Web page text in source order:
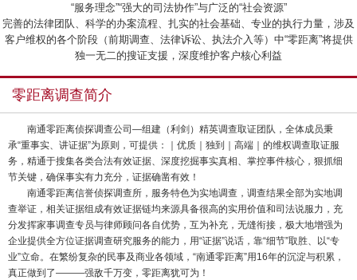
“服务理念”“强大的司法协作”与广泛的“社会资源”
完善的法律团队、科学的办案流程、扎实的社会基础、专业的执行力量，涉及
客户维权的各个阶段（前期调查、法律诉讼、执法介入等）中“零距离”将提供
独一无二的搜证支援，深度维护客户核心利益
零距离调查简介
南通零距离侦探调查公司—组建（利剑）精英调查取证团队，全体成员秉
承“重事实、讲证据”为原则，可提供：｜优质｜独到｜高端｜的维权调查取证服
务，精通于搜集各类合法有效证据、深度挖掘事实真相、掌控事件核心，狠抓细
节关键，确保事实有力充分，证据确凿有效！
南通零距离信誉侦探调查所，服务特色为实地调查，调查结果全部为实地调
查举证，相关证据组成有效证据链均来源具备很高的实用价值和司法说服力，充
分发挥家事调查专员与律师顾问各自优势，互为补充，无缝衔接，极大地增强为
企业提供全方位证据调查研究服务的能力，用“证据”说话，靠“细节”取胜、以“专
业”立命。在繁纷复杂的民事及商业各领域，“南通零距离”用16年的沉淀与积累，
真正做到了———强敌千万变，零距离犹可为！